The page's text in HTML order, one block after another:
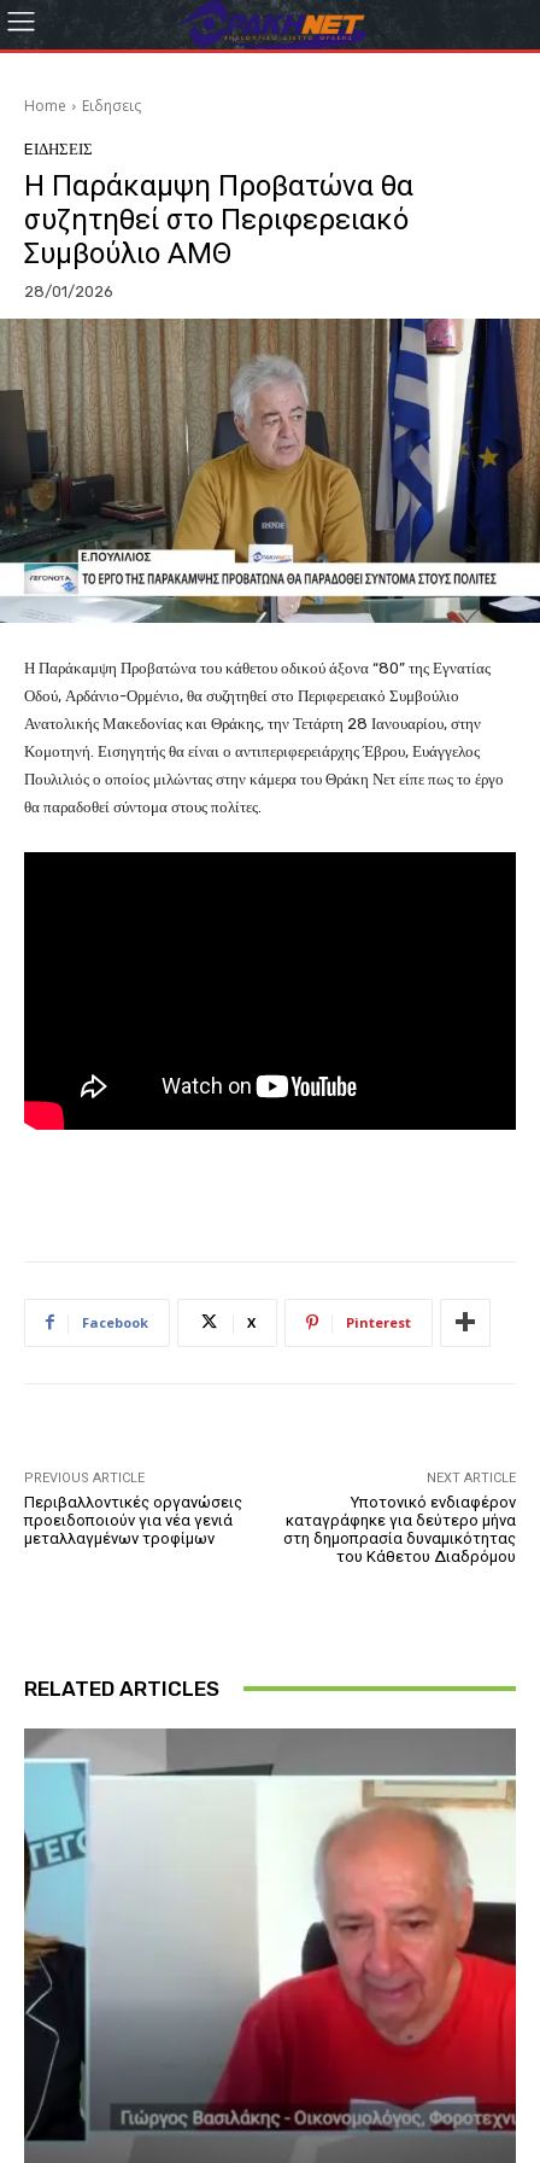
Home Eιδησεις
EΙΔΗΣΕΙΣ
Η Παράκαμψη Προβατώνα θα
συζητηθεί στο Περιφερειακό
Συμβούλιο ΑΜΘ
28/01/2026
Η Παράκαμψη Προβατώνα του κάθετου οδικού άξονα “80” της Εγνατίας
Οδού, Αρδάνιο-Ορμένιο, θα συζητηθεί στο Περιφερειακό Συμβούλιο
Ανατολικής Μακεδονίας και Θράκης, την Τετάρτη 28 Ιανουαρίου, στην
Κομοτηνή. Εισηγητής θα είναι ο αντιπεριφερειάρχης Έβρου, Ευάγγελος
Πουλιλιός ο οποίος μιλώντας στην κάμερα του Θράκη Νετ είπε πως το έργο
θα παραδοθεί σύντομα στους πολίτες.
Facebook X Pinterest
PREVIOUS ARTICLE
Περιβαλλοντικές οργανώσεις
προειδοποιούν για νέα γενιά
μεταλλαγμένων τροφίμων
NEXT ARTICLE
Υποτονικό ενδιαφέρον
καταγράφηκε για δεύτερο μήνα
στη δημοπρασία δυναμικότητας
του Κάθετου Διαδρόμου
RELATED ARTICLES